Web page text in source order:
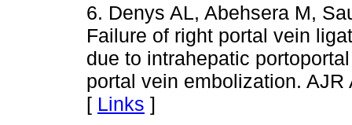
6. Denys AL, Abehsera M,
Failure of right portal vein
due to intrahepatic
portal vein embolization.
[ Links ]